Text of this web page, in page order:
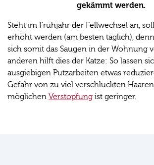
gekämmt werden.
Steht im Frühjahr der Fellwechsel an,
erhöht werden (am besten täglich),
sich somit das Saugen in der Wohnung
anderen hilft dies der Katze: So lassen
ausgiebigen Putzarbeiten etwas
Gefahr von zu viel verschluckten
möglichen Verstopfung ist geringer.